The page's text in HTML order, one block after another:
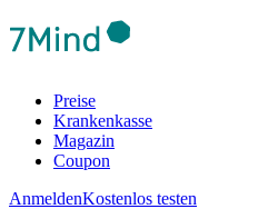
Preise
Krankenkasse
Magazin
Coupon
AnmeldenKostenlos testen